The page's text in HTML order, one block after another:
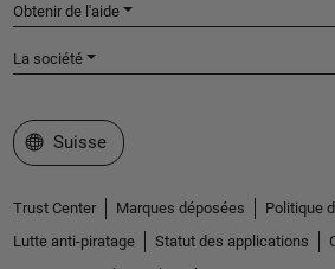
Obtenir de l'aide
La société
Sélectionner un site web
Suisse
Trust Center Marques déposées
Politique
Lutte anti-piratage
Statut des applications